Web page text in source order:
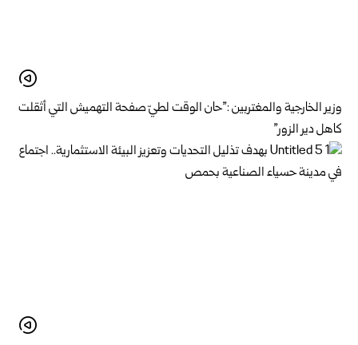
وزير الخارجية والمغتربين :”حان الوقت لطيّ صفحة التهميش التي أثقلت
كاهل دير الزور”